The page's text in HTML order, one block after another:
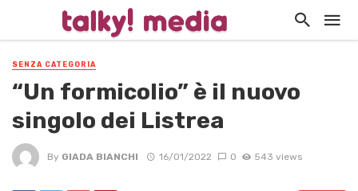
SENZA CATEGORIA
“Un formicolio” è il nuovo
singolo dei Listrea
By GIADA BIANCHI 16/01/2022 0 543 views